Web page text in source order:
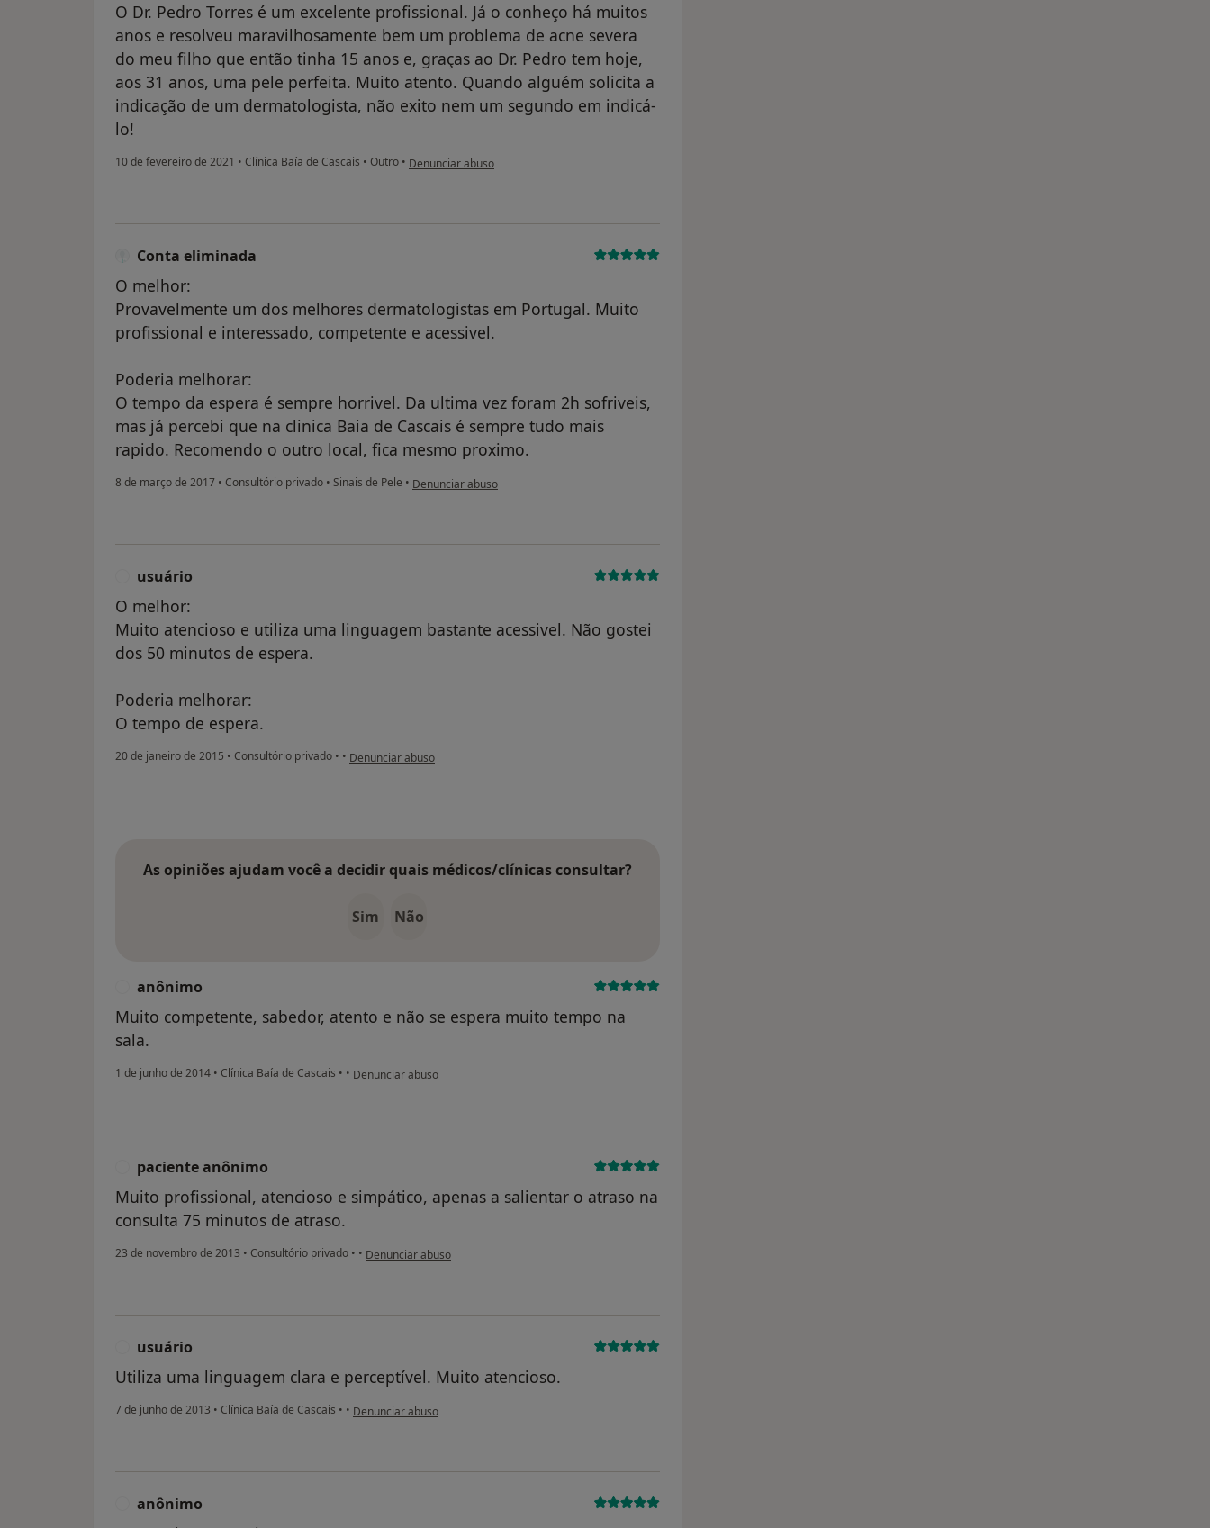
O Dr. Pedro Torres é um excelente profissional. Já o conheço há muitos
anos e resolveu maravilhosamente bem um problema de acne severa
do meu filho que então tinha 15 anos e, graças ao Dr. Pedro tem hoje,
aos 31 anos, uma pele perfeita. Muito atento. Quando alguém solicita a
indicação de um dermatologista, não exito nem um segundo em indicá-
lo!
10 de fevereiro de 2021 • Clínica Baía de Cascais • Outro • na opinião do utilizador Tina Aliberti
Denunciar abuso
Conta eliminada
O melhor:
Provavelmente um dos melhores dermatologistas em Portugal. Muito
profissional e interessado, competente e acessivel.
Poderia melhorar:
O tempo da espera é sempre horrivel. Da ultima vez foram 2h sofriveis,
mas já percebi que na clinica Baia de Cascais é sempre tudo mais
rapido. Recomendo o outro local, fica mesmo proximo.
8 de março de 2017 • Consultório privado • Sinais de Pele • na opinião do utilizador Conta eliminada
Denunciar abuso
usuário
O melhor:
Muito atencioso e utiliza uma linguagem bastante acessivel. Não gostei
dos 50 minutos de espera.
Poderia melhorar:
O tempo de espera.
20 de janeiro de 2015 • Consultório privado • • na opinião do utilizador usuário
Denunciar abuso
As opiniões ajudam você a decidir quais médicos/clínicas consultar?
Sim Não
anônimo
Muito competente, sabedor, atento e não se espera muito tempo na
sala.
1 de junho de 2014 • Clínica Baía de Cascais • • na opinião do utilizador anônimo
Denunciar abuso
paciente anônimo
Muito profissional, atencioso e simpático, apenas a salientar o atraso na
consulta 75 minutos de atraso.
23 de novembro de 2013 • Consultório privado • • na opinião do utilizador paciente anônimo
Denunciar abuso
usuário
Utiliza uma linguagem clara e perceptível. Muito atencioso.
7 de junho de 2013 • Clínica Baía de Cascais • • na opinião do utilizador usuário
Denunciar abuso
anônimo